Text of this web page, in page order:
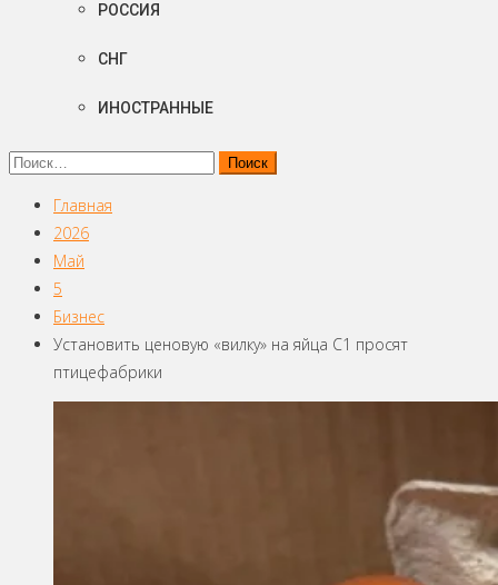
РОССИЯ
СНГ
ИНОСТРАННЫЕ
Найти:
Главная
2026
Май
5
Бизнес
Установить ценовую «вилку» на яйца С1 просят
птицефабрики